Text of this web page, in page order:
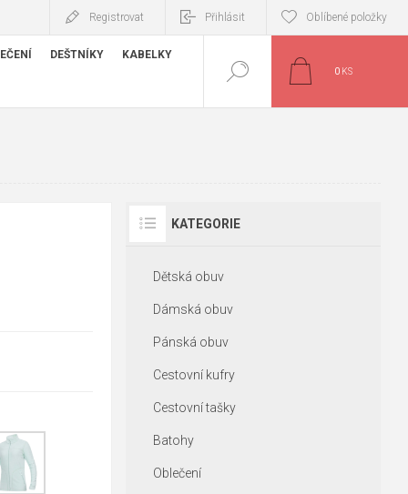
Registrovat Přihlásit Oblíbené položky
DEŠTNÍKY KABELKY
0 KS
KATEGORIE
Dětská obuv
Dámská obuv
Pánská obuv
Cestovní kufry
Cestovní tašky
Batohy
Oblečení